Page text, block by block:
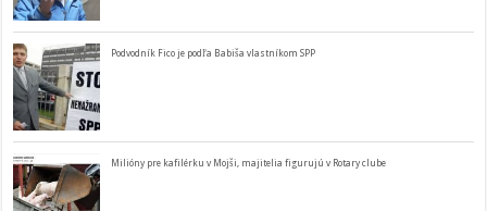
Podvodník Fico je podľa Babiša vlastníkom SPP
Milióny pre kafilérku v Mojši, majitelia figurujú v Rotary clube